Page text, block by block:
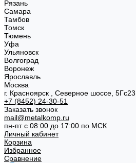
Рязань
Самара
Тамбов
Томск
Тюмень
Уфа
Ульяновск
Волгоград
Воронеж
Ярославль
Москва
г. Красноярск , Северное шоссе, 5Гс23
+7 (8452) 24-30-51
Заказать звонок
mail@metalkomp.ru
пн-пт с 08:00 до 17:00 по МСК
Личный кабинет
Корзина
Избранное
Сравнение